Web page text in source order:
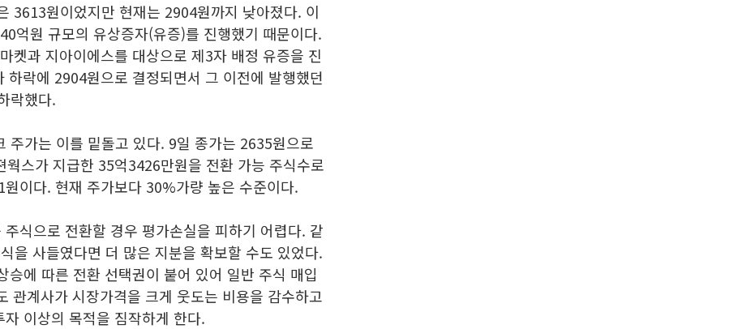
3613원이었지만 현재는 2904원까지 낮아졌다. 이
억원 규모의 유상증자(유증)를 진행했기 때문이다.
켓과 지아이에스를 대상으로 제3자 배정 유증을 진
하락에 2904원으로 결정되면서 그 이전에 발행했던
락했다.
주가는 이를 밑돌고 있다. 9일 종가는 2635원으로
스가 지급한 35억3426만원을 전환 가능 주식수로
이다. 현재 주가보다 30%가량 높은 수준이다.
식으로 전환할 경우 평가손실을 피하기 어렵다. 같
을 사들였다면 더 많은 지분을 확보할 수도 있었다.
승에 따른 전환 선택권이 붙어 있어 일반 주식 매입
관계사가 시장가격을 크게 웃도는 비용을 감수하고
이상의 목적을 짐작하게 한다.